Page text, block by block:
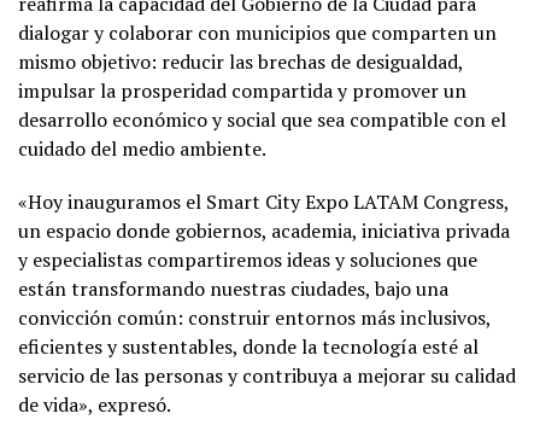
dialogar y colaborar con municipios que comparten un
mismo objetivo: reducir las brechas de desigualdad,
impulsar la prosperidad compartida y promover un
desarrollo económico y social que sea compatible con el
cuidado del medio ambiente.
«Hoy inauguramos el Smart City Expo LATAM Congress,
un espacio donde gobiernos, academia, iniciativa privada
y especialistas compartiremos ideas y soluciones que
están transformando nuestras ciudades, bajo una
convicción común: construir entornos más inclusivos,
eficientes y sustentables, donde la tecnología esté al
servicio de las personas y contribuya a mejorar su calidad
de vida», expresó.